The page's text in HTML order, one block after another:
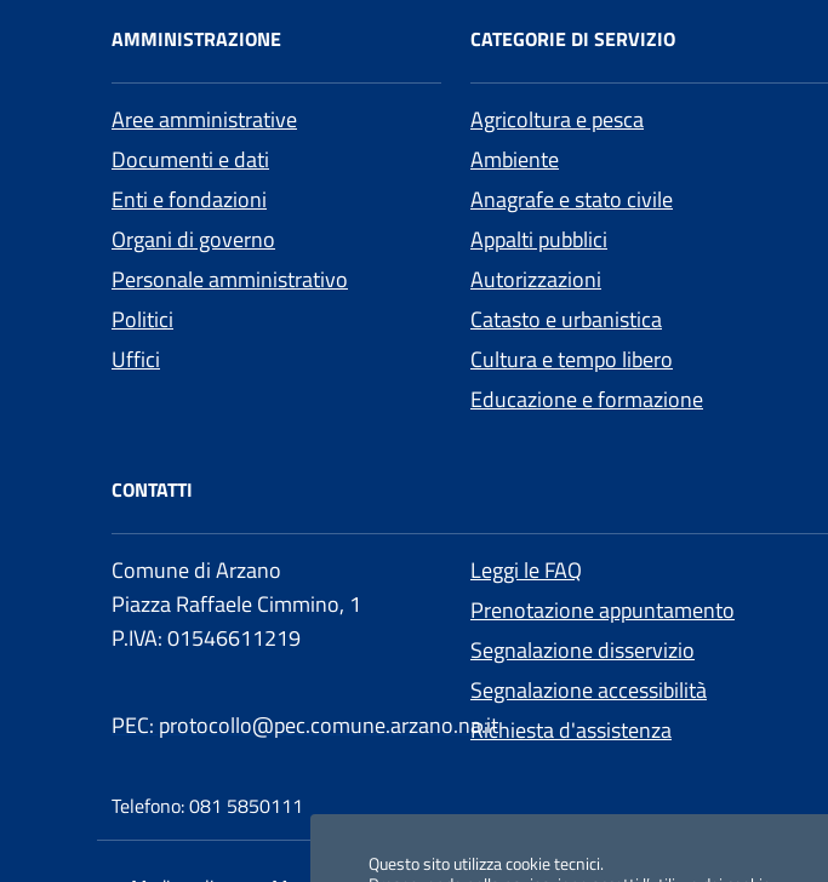
Questo sito utilizza cookie tecnici.
AMMINISTRAZIONE
Aree amministrative
Documenti e dati
Enti e fondazioni
Organi di governo
Personale amministrativo
Politici
Uffici
CATEGORIE DI SERVIZIO
Agricoltura e pesca
Ambiente
Anagrafe e stato civile
Appalti pubblici
Autorizzazioni
Catasto e urbanistica
Cultura e tempo libero
Educazione e formazione
CONTATTI
Comune di Arzano
Piazza Raffaele Cimmino, 1
P.IVA: 01546611219
PEC: protocollo@pec.comune.arzano.na.it
Telefono: 081 5850111
Leggi le FAQ
Prenotazione appuntamento
Segnalazione disservizio
Segnalazione accessibilità
Richiesta d'assistenza